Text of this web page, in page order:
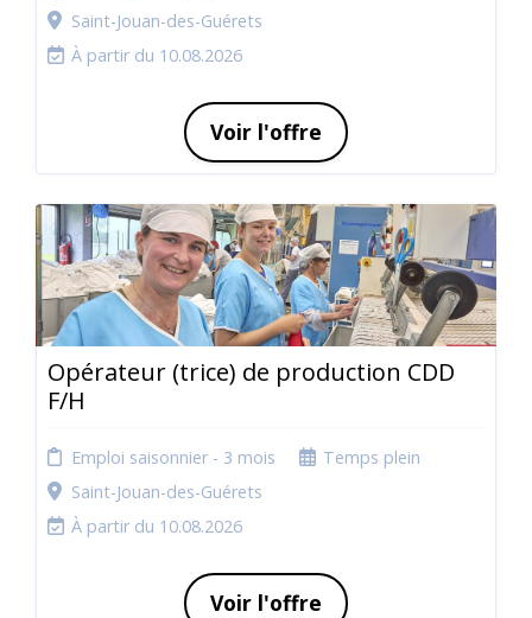
Saint-Jouan-des-Guérets
À partir du 10.08.2026
Voir l'offre
Opérateur (trice) de production CDD
F/H
Emploi saisonnier - 3 mois
Temps plein
Saint-Jouan-des-Guérets
À partir du 10.08.2026
Voir l'offre